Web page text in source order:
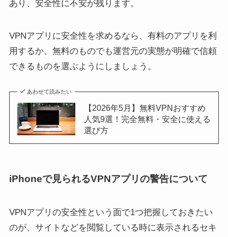
あり、安全性に不安が残ります。
VPNアプリに安全性を求めるなら、有料のアプリを利
用するか、無料のものでも運営元の実態が明確で信頼
できるものを選ぶようにしましょう。
あわせて読みたい
【2026年5月】無料VPNおすすめ
人気9選！完全無料・安全に使える
選び方
iPhoneで見られるVPNアプリの警告について
VPNアプリの安全性という面で1つ把握しておきたい
のが、サイトなどを閲覧している時に表示されるセキ